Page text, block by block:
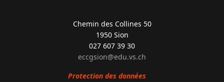
Chemin des Collines 50
1950 Sion
027 607 39 30
eccgsion@edu.vs.ch
Protection des données